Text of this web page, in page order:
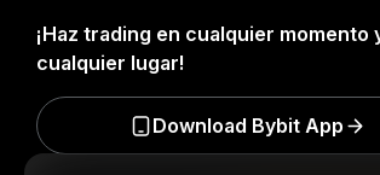
¡Haz trading en cualquier momento
cualquier lugar!
Download Bybit App